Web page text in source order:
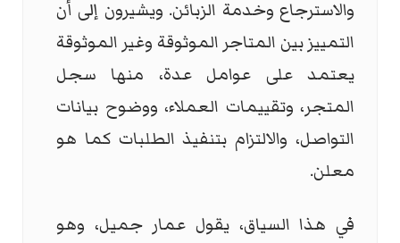
والاسترجاع وخدمة الزبائن. ويشيرون إلى أن
التمييز بين المتاجر الموثوقة وغير الموثوقة
يعتمد على عوامل عدة، منها سجل
المتجر، وتقييمات العملاء، ووضوح بيانات
التواصل، والالتزام بتنفيذ الطلبات كما هو
معلن.
في هذا السياق، يقول عمار جميل، وهو